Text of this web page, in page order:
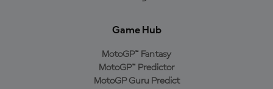
Game Hub
MotoGP™ Fantasy
MotoGP™ Predictor
MotoGP Guru Predict